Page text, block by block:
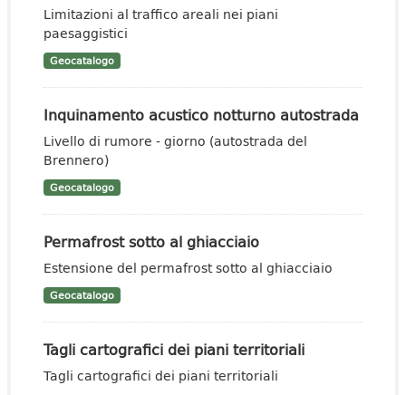
Limitazioni al traffico areali nei piani
paesaggistici
Geocatalogo
Inquinamento acustico notturno autostrada
Livello di rumore - giorno (autostrada del
Brennero)
Geocatalogo
Permafrost sotto al ghiacciaio
Estensione del permafrost sotto al ghiacciaio
Geocatalogo
Tagli cartografici dei piani territoriali
Tagli cartografici dei piani territoriali